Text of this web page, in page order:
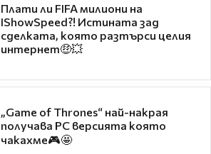
Плати ли FIFA милиони на
IShowSpeed?! Истината зад
сделката, която разтърси целия
интернет🤑💥
„Game of Thrones“ най-накрая
получава PC версията която
чакахме🎮🤩